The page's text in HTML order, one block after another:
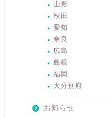
山形
秋田
愛知
奈良
広島
島根
福岡
大分別府
お知らせ